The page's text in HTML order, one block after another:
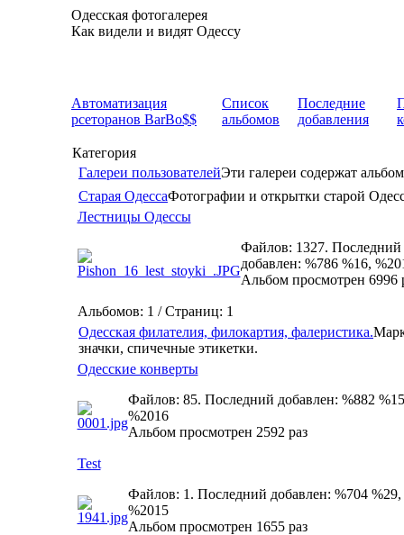
Одесская фотогалерея
Как видели и видят Одессу
Автоматизация
рсеторанов BarBo$$
Список
альбомов
Последние
добавления
Категория
Галереи пользователейЭти галереи содержат
Старая ОдессаФотографии и открытки старой
Лестницы Одессы
Файлов: 1327. Последний
добавлен: %786 %16,
Альбом просмотрен 6996
Альбомов: 1 / Страниц: 1
Одесская филателия, филокартия, фалеристика.
значки, спичечные этикетки.
Одесские конверты
Файлов: 85. Последний добавлен: %882
%2016
Альбом просмотрен 2592 раз
Test
Файлов: 1. Последний добавлен: %704 %29,
%2015
Альбом просмотрен 1655 раз